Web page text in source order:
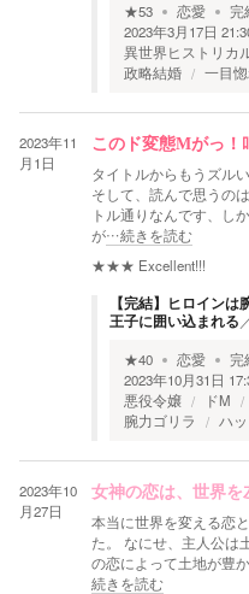
★53 恋愛 完
2023年3月17日
異世界ヒストリカ
政略結婚
一目
2023年11
月1日
このド変態Мがっ！
タイトルからもうズル
そして、読んで思うの
トル通りなんです、し
が…続きを読む
★★★ Excellent!!!
【完結】ヒロイン
王子に囲い込まれる
★40 恋愛 完
2023年10月31日
悪役令嬢
ドM
腕力ゴリラ
ハ
2023年10
月27日
女神の恋は、世界を
本当に世界を変える恋
た。 なにせ、主人公は
の恋によって土地が豊
続きを読む